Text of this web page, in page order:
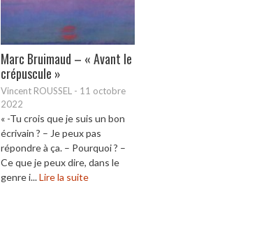
Marc Bruimaud – « Avant le
crépuscule »
Vincent ROUSSEL - 11 octobre
2022
« -Tu crois que je suis un bon
écrivain ? – Je peux pas
répondre à ça. – Pourquoi ? –
Ce que je peux dire, dans le
genre i...Lire la suite